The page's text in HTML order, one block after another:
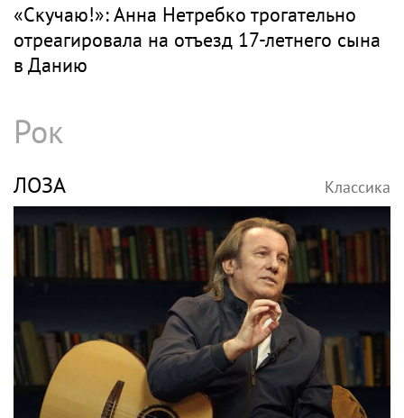
«Скучаю!»: Анна Нетребко трогательно
отреагировала на отъезд 17-летнего сына
в Данию
Рок
ЛОЗА Классика